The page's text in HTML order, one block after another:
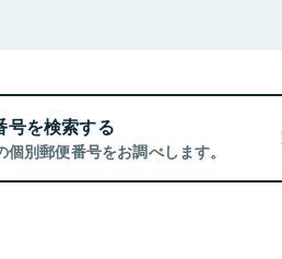
号を検索する
別郵便番号をお調べします。